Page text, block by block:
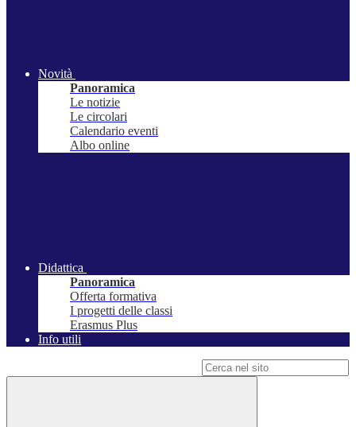
Novità
Panoramica
Le notizie
Le circolari
Calendario eventi
Albo online
Didattica
Panoramica
Offerta formativa
I progetti delle classi
Erasmus Plus
Info utili